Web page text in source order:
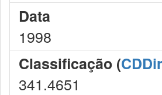
Data
1998
Classificação (CDDir
341.4651